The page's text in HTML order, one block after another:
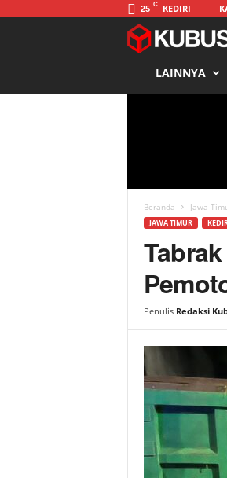
25 C KEDIRI
LAINNYA
Beranda Jawa
JAWA TIMUR
Penulis Redaksi